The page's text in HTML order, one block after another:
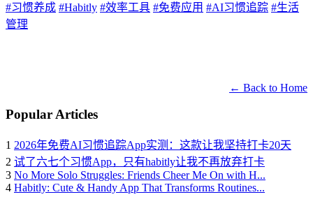
#习惯养成 #Habitly #效率工具 #免费应用 #AI习惯追踪 #生活
管理
← Back to Home
Popular Articles
1 2026年免费AI习惯追踪App实测：这款让我坚持打卡20天
2 试了六七个习惯App，只有habitly让我不再放弃打卡
3 No More Solo Struggles: Friends Cheer Me On with H...
4 Habitly: Cute & Handy App That Transforms Routines...